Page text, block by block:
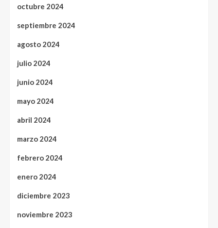
octubre 2024
septiembre 2024
agosto 2024
julio 2024
junio 2024
mayo 2024
abril 2024
marzo 2024
febrero 2024
enero 2024
diciembre 2023
noviembre 2023